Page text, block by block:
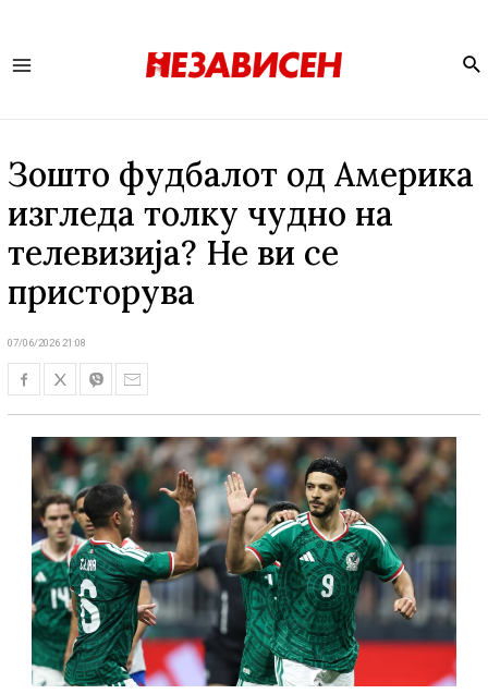
Зошто фудбалот од Америка
изгледа толку чудно на
телевизија? Не ви се
присторува
07/06/2026 21:08